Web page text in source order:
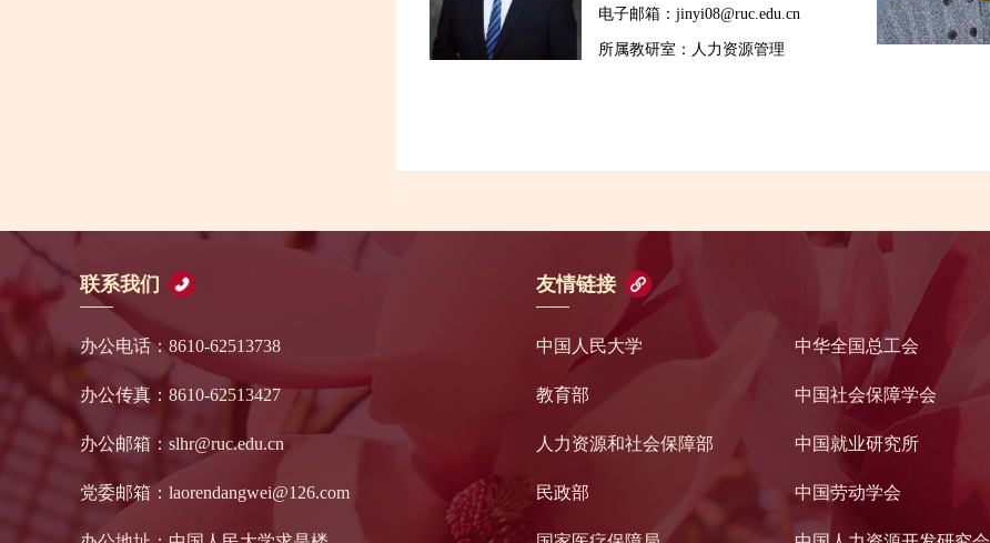
电子邮箱：jinyi08@ruc.edu.cn
所属教研室：人力资源管理
联系我们
办公电话：8610-62513738
办公传真：8610-62513427
办公邮箱：slhr@ruc.edu.cn
党委邮箱：laorendangwei@126.com
友情链接
中国人民大学
教育部
人力资源和社会保障部
民政部
中华全国总工会
中国社会保障学会
中国就业研究所
中国劳动学会